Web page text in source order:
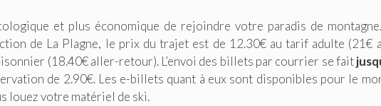
et plus économique de rejoindre votre paradis de
de La Plagne, le prix du trajet est de 12.30€ au tarif adulte (21€
(18.40€ aller-retour). L’envoi des billets par courrier se fait
de 2.90€. Les e-billets quant à eux sont disponibles pour le
louez votre matériel de ski.